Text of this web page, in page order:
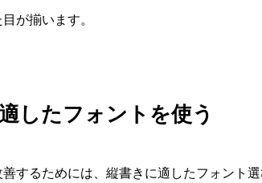
が揃います。
したフォントを使う
するためには、縦書きに適したフォント